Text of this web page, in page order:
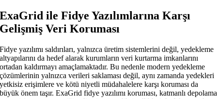
ExaGrid ile Fidye Yazılımlarına Karşı
Gelişmiş Veri Koruması
Fidye yazılımı saldırıları, yalnızca üretim sistemlerini değil, yedekleme
altyapılarını da hedef alarak kurumların veri kurtarma imkanlarını
ortadan kaldırmayı amaçlamaktadır. Bu nedenle modern yedekleme
çözümlerinin yalnızca verileri saklaması değil, aynı zamanda yedekleri
yetkisiz erişimlere ve kötü niyetli müdahalelere karşı koruması da
büyük önem taşır. ExaGrid fidye yazılımı koruması, katmanlı depolama